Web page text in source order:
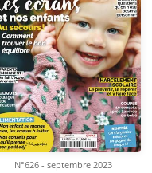
N°626 - septembre 2023